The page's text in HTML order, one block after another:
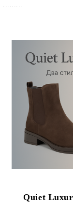
.........
Quiet